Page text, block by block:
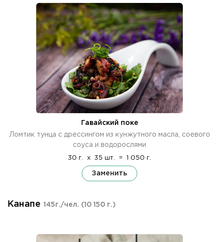
Гавайский поке
Ломтик тунца с дрессингом из кунжутного масла, соевого
соуса и водорослями
30 г. x 35 шт. = 1 050 г.
Заменить
Канапе 145г./чел. (10 150 г.)